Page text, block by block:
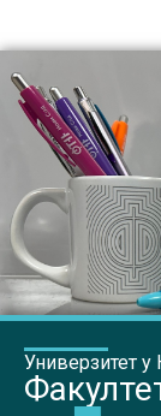
Универзитет